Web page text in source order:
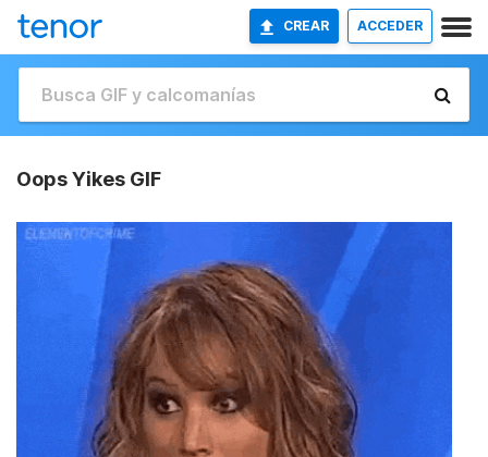
CREAR ACCEDER
Oops Yikes GIF